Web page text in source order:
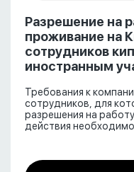
Разрешение на
проживание на
сотрудников
иностранным
Требования к
сотрудников, для
разрешения на
действия необходимо